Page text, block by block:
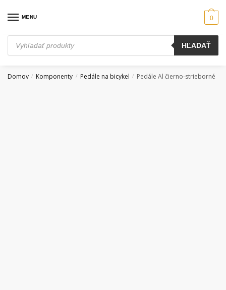
MENU
Products
search
HĽADAŤ
0
Domov / Komponenty / Pedále na bicykel / Pedále Al čierno-strieborné